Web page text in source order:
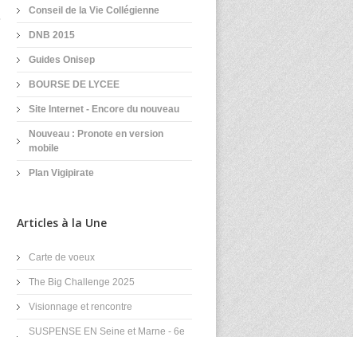
Conseil de la Vie Collégienne
DNB 2015
Guides Onisep
BOURSE DE LYCEE
Site Internet - Encore du nouveau
Nouveau : Pronote en version
mobile
Plan Vigipirate
Articles à la Une
Carte de voeux
The Big Challenge 2025
Visionnage et rencontre
SUSPENSE EN Seine et Marne - 6e